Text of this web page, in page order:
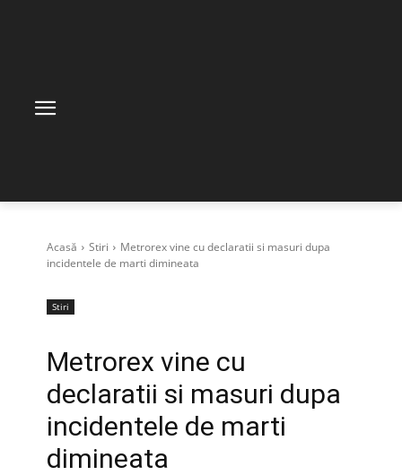
Acasă Stiri
Metrorex vine cu declaratii si masuri dupa
incidentele de marti dimineata
Stiri
Metrorex vine cu
declaratii si masuri dupa
incidentele de marti
dimineata